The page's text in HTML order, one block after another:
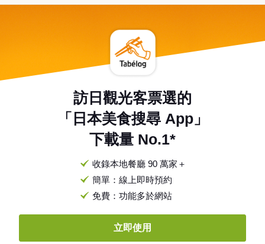
訪日觀光客票選的
「日本美食搜尋 App」
下載量 No.1*
收錄本地餐廳 90 萬家＋
簡單：線上即時預約
免費：功能多於網站
立即使用